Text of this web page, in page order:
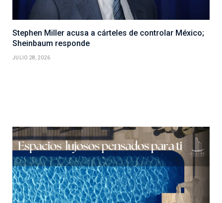
Stephen Miller acusa a cárteles de controlar México;
Sheinbaum responde
JULIO 28, 2026